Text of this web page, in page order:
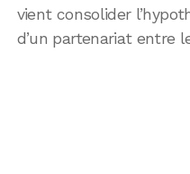
vient consolider
d’un partenariat entre